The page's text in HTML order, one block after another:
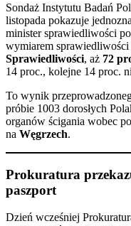
Sondaż Instytutu Badań
listopada pokazuje
minister sprawiedliwości
wymiarem
Sprawiedliwości, aż 72
14 proc., kolejne 14 proc.
To wynik
próbie 1003 dorosłych
organów ścigania wobec
na Węgrzech.
Prokuratura
paszport
Dzień wcześniej